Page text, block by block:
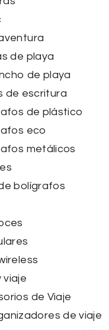
de playa
de playa
de escritura
de plástico
eco
metálicos
bolígrafos
viaje
de Viaje
de viaje